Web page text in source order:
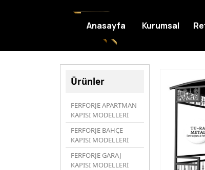
Ürünler
FERFORJE APARTMAN
KAPISI MODELLERİ
FERFORJE BAHÇE
KAPISI MODELLERİ
FERFORJE GARAJ
KAPISI MODELLERİ
Anasayfa Kurumsal